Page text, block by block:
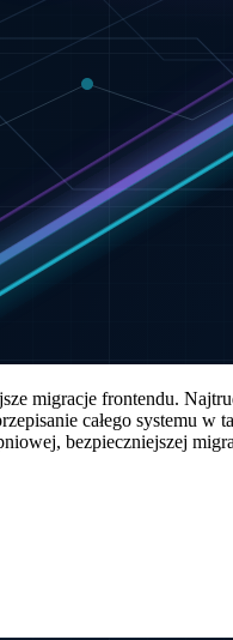
migracje frontendu.
całego systemu
bezpieczniejszej